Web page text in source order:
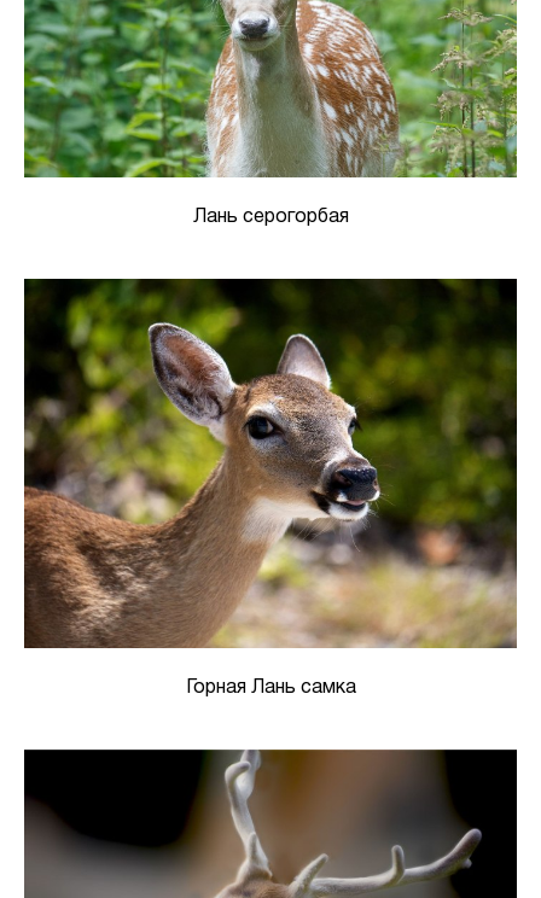
Лань серогорбая
Горная Лань самка